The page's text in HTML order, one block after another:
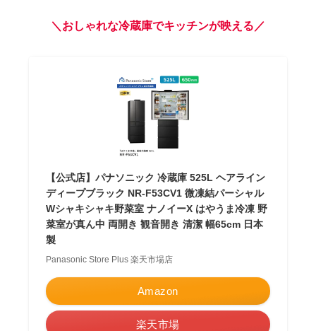
＼おしゃれな冷蔵庫でキッチンが映える／
【公式店】パナソニック 冷蔵庫 525L ヘアライン
ディープブラック NR-F53CV1 微凍結パーシャル
Wシャキシャキ野菜室 ナノイーX はやうま冷凍 野
菜室が真ん中 両開き 観音開き 清潔 幅65cm 日本
製
Panasonic Store Plus 楽天市場店
Amazon
楽天市場